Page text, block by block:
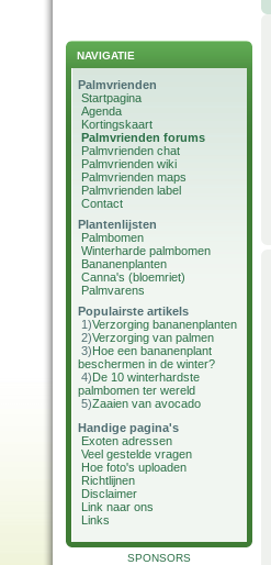
NAVIGATIE
Palmvrienden
Startpagina
Agenda
Kortingskaart
Palmvrienden forums
Palmvrienden chat
Palmvrienden wiki
Palmvrienden maps
Palmvrienden label
Contact
Plantenlijsten
Palmbomen
Winterharde palmbomen
Bananenplanten
Canna's (bloemriet)
Palmvarens
Populairste artikels
1)Verzorging bananenplanten
2)Verzorging van palmen
3)Hoe een bananenplant
beschermen in de winter?
4)De 10 winterhardste
palmbomen ter wereld
5)Zaaien van avocado
Handige pagina's
Exoten adressen
Veel gestelde vragen
Hoe foto's uploaden
Richtlijnen
Disclaimer
Link naar ons
Links
SPONSORS